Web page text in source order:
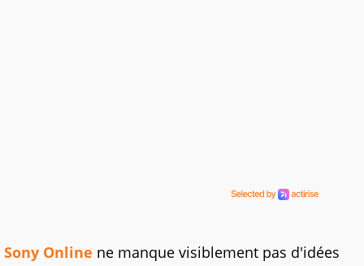
Sony Online ne manque visiblement pas d'idées